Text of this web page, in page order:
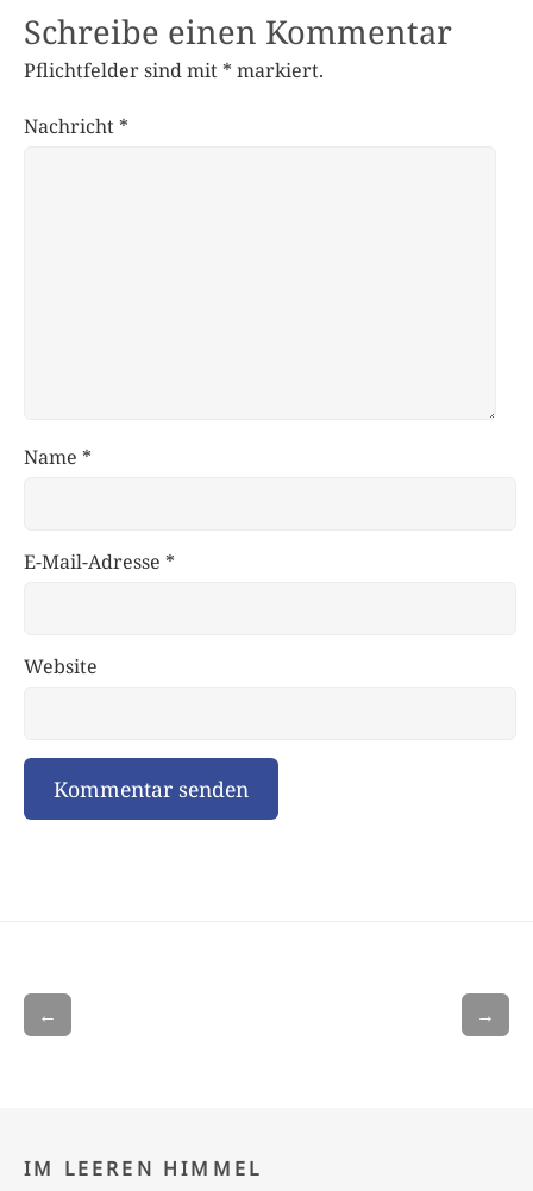
Schreibe einen Kommentar
Pflichtfelder sind mit * markiert.
Nachricht *
Name *
E-Mail-Adresse *
Website
← →
IM LEEREN HIMMEL